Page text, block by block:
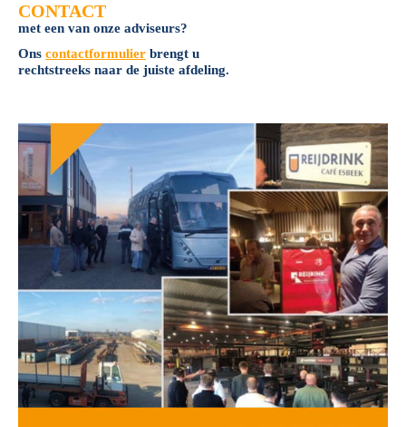
CONTACT
met een van onze adviseurs?
Ons contactformulier brengt u
rechtstreeks naar de juiste afdeling.